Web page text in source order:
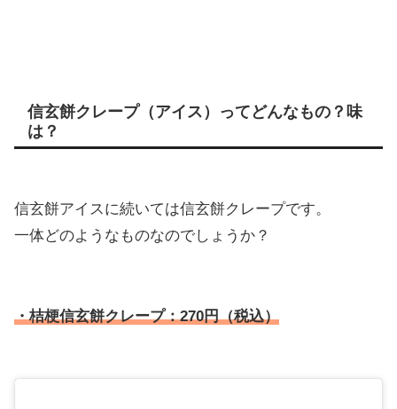
信玄餅クレープ（アイス）ってどんなもの？味
は？
信玄餅アイスに続いては信玄餅クレープです。
一体どのようなものなのでしょうか？
・桔梗信玄餅クレープ：270円（税込）